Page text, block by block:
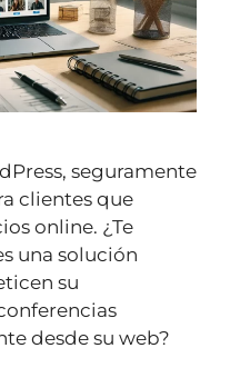
seguramente
clientes que
online. ¿Te
una solución
su
desde su web?